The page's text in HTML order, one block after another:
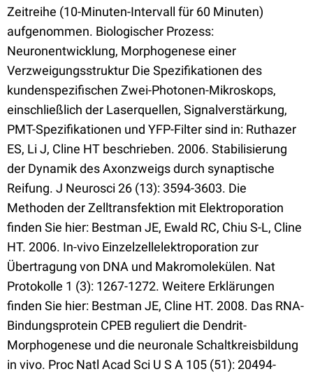
Zeitreihe (10-Minuten-Intervall für 60 Minuten)
aufgenommen. Biologischer Prozess:
Neuronentwicklung, Morphogenese einer
Verzweigungsstruktur Die Spezifikationen des
kundenspezifischen Zwei-Photonen-Mikroskops,
einschließlich der Laserquellen, Signalverstärkung,
PMT-Spezifikationen und YFP-Filter sind in: Ruthazer
ES, Li J, Cline HT beschrieben. 2006. Stabilisierung
der Dynamik des Axonzweigs durch synaptische
Reifung. J Neurosci 26 (13): 3594-3603. Die
Methoden der Zelltransfektion mit Elektroporation
finden Sie hier: Bestman JE, Ewald RC, Chiu S-L, Cline
HT. 2006. In-vivo Einzelzellelektroporation zur
Übertragung von DNA und Makromolekülen. Nat
Protokolle 1 (3): 1267-1272. Weitere Erklärungen
finden Sie hier: Bestman JE, Cline HT. 2008. Das RNA-
Bindungsprotein CPEB reguliert die Dendrit-
Morphogenese und die neuronale Schaltkreisbildung
in vivo. Proc Natl Acad Sci U S A 105 (51): 20494-